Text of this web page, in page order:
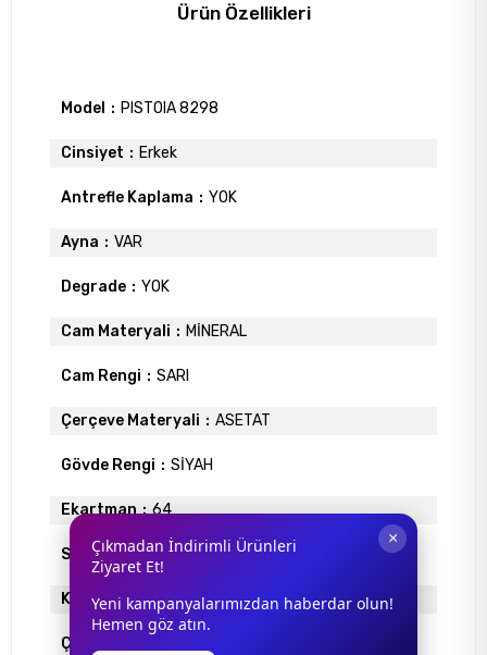
Ürün Özellikleri
Model PISTOIA 8298
Cinsiyet Erkek
Antrefle Kaplama YOK
Ayna VAR
Degrade YOK
Cam Materyali MİNERAL
Cam Rengi SARI
Çerçeve Materyali ASETAT
Gövde Rengi SİYAH
Ekartman 64
Sap Uzunlugu 130
Köprü Genişliği 17
Çerçeve Tipi
×
Çıkmadan İndirimli Ürünleri
Ziyaret Et!
Yeni kampanyalarımızdan haberdar olun!
Hemen göz atın.